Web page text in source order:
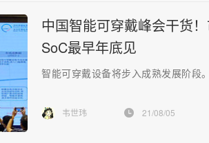
中国智能可穿戴峰会干货
SoC最早年底见
智能可穿戴设备将步入成熟发展阶段。
韦世玮 21/08/05